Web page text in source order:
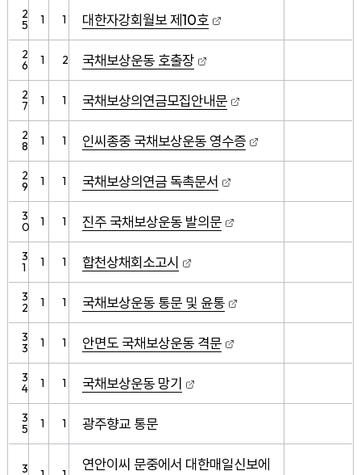
2
5 1 1 대한자강회월보 제10호
2
6 1 2 국채보상운동 호출장
2
7 1 1 국채보상의연금모집안내문
2
8 1 1 인씨종중 국채보상운동 영수증
2
9 1 1 국채보상의연금 독촉문서
3
0 1 1 진주 국채보상운동 발의문
3
1 1 1 합천상채회소고시
3
2 1 1 국채보상운동 통문 및 윤통
3
3 1 1 안면도 국채보상운동 격문
3
4 1 1 국채보상운동 망기
3
5 1 1 광주향교 통문
3
연안이씨 문중에서 대한매일신보에